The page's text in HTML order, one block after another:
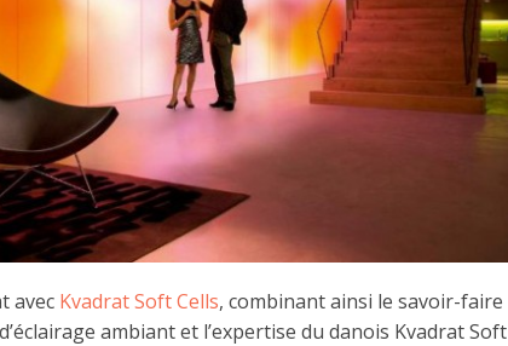
avec Kvadrat Soft Cells, combinant ainsi le savoir-faire
ambiant et l’expertise du danois Kvadrat Soft